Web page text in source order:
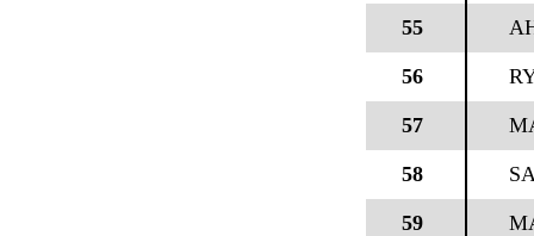
55
56
57
58
59